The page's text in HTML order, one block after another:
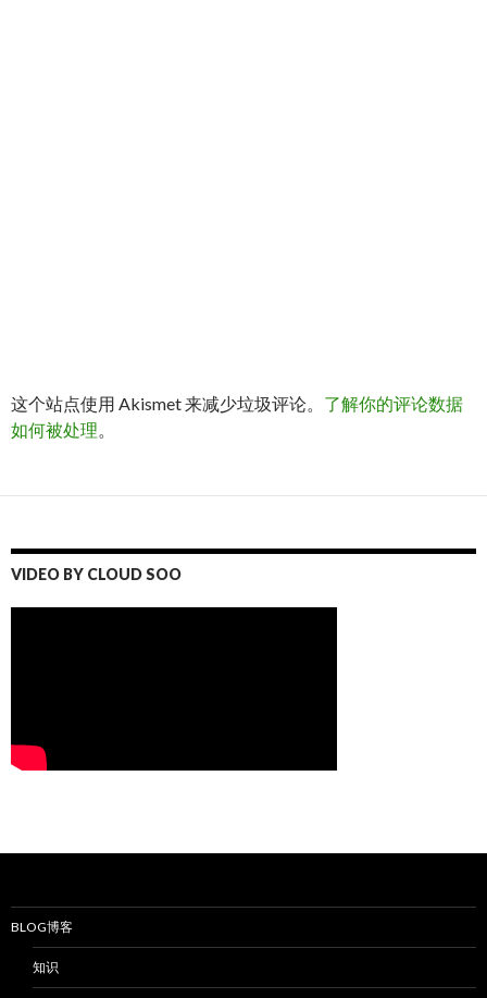
这个站点使用 Akismet 来减少垃圾评论。 了解你的评论数据
如何被处理。
VIDEO BY CLOUD SOO
BLOG博客
知识